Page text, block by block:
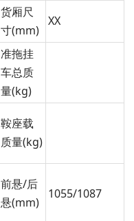
货厢尺
寸(mm)
XX
准拖挂
车总质
量(kg)
鞍座载
质量(kg)
前悬/后
悬(mm)
1055/1087